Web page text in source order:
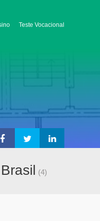
Teste Vocacional
(4)